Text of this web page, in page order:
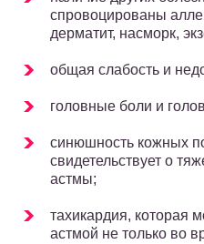
спровоцированы
дерматит, насморк,
общая слабость и
головные боли и
синюшность кожных
свидетельствует о
астмы;
тахикардия, которая
астмой не только во